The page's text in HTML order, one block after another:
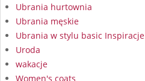
Ubrania hurtownia
Ubrania męskie
Ubrania w stylu basic Inspiracje
Uroda
wakacje
Women's coats